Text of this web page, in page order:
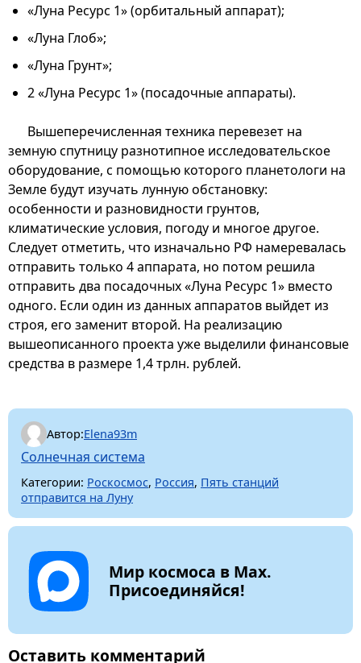
«Луна Ресурс 1» (орбитальный аппарат);
«Луна Глоб»;
«Луна Грунт»;
2 «Луна Ресурс 1» (посадочные аппараты).
Вышеперечисленная техника перевезет на
земную спутницу разнотипное исследовательское
оборудование, с помощью которого планетологи на
Земле будут изучать лунную обстановку:
особенности и разновидности грунтов,
климатические условия, погоду и многое другое.
Следует отметить, что изначально РФ намеревалась
отправить только 4 аппарата, но потом решила
отправить два посадочных «Луна Ресурс 1» вместо
одного. Если один из данных аппаратов выйдет из
строя, его заменит второй. На реализацию
вышеописанного проекта уже выделили финансовые
средства в размере 1,4 трлн. рублей.
Автор:Elena93m
Солнечная система
Категории: Роскосмос, Россия, Пять станций
отправится на Луну
Мир космоса в Max.
Присоединяйся!
Оставить комментарий